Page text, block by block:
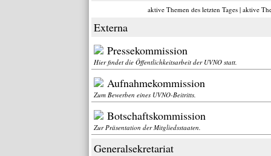
aktive Themen des letzten Tages | aktive
Externa
Pressekommission
Hier findet die Öffentlichkeitsarbeit der UVNO statt.
Aufnahmekommission
Zum Bewerben eines UVNO-Beitritts.
Botschaftskommission
Zur Präsentation der Mitgliedsstaaten.
Generalsekretariat